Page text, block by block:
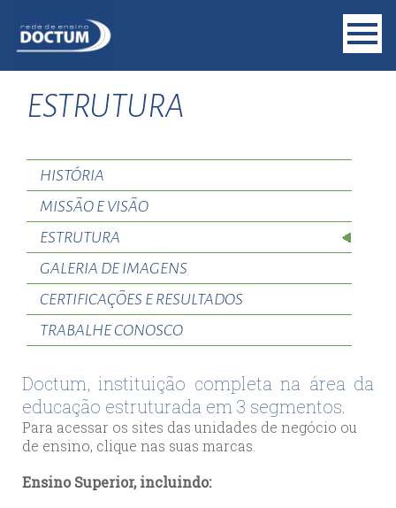
ESTRUTURA
HISTÓRIA
MISSÃO E VISÃO
ESTRUTURA
GALERIA DE IMAGENS
CERTIFICAÇÕES E RESULTADOS
TRABALHE CONOSCO
Doctum, instituição completa na área da
educação estruturada em 3 segmentos.
Para acessar os sites das unidades de negócio ou
de ensino, clique nas suas marcas.
Ensino Superior, incluindo: